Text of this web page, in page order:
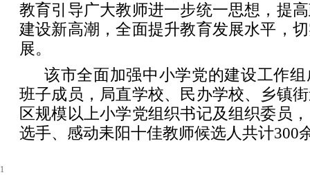
教育引导广大教师进一步统一思想，提
建设新高潮，全面提升教育发展水平，
展。
该市全面加强中小学党的建设工作
班子成员，局直学校、民办学校、乡镇
区规模以上小学党组织书记及组织委员
选手、感动耒阳十佳教师候选人共计300
1